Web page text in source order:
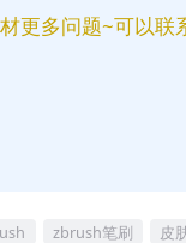
更多问题~可以
zbrush笔刷 皮